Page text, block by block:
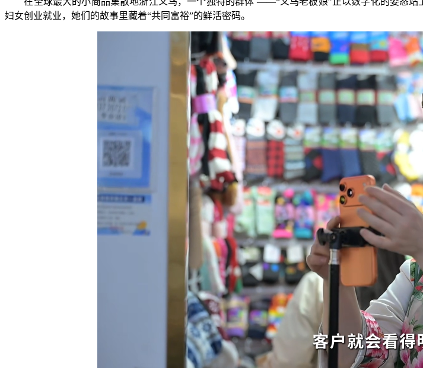
妇女创业就业，她们的故事里藏着“共同富裕”的鲜活密码。